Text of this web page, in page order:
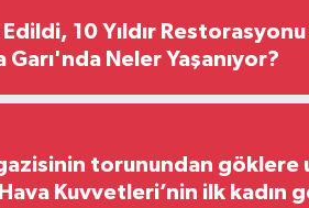
Edildi, 10 Yıldır
Garı'nda Neler Yaşanıyor?
torunundan göklere
Kuvvetleri’nin ilk kadın